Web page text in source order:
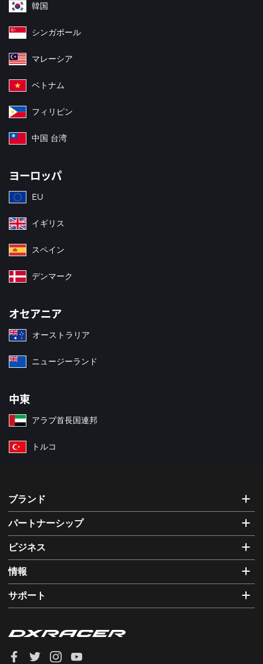
韓国
シンガポール
マレーシア
ベトナム
フィリピン
中国 台湾
ヨーロッパ
EU
イギリス
スペイン
デンマーク
オセアニア
オーストラリア
ニュージーランド
中東
アラブ首長国連邦
トルコ
ブランド
パートナーシップ
ビジネス
情報
サポート